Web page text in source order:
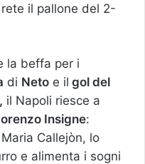
il pallone del 2-
la beffa per i
di Neto e il gol del
il Napoli riesce a
Insigne:
Callejòn, lo
e alimenta i sogni